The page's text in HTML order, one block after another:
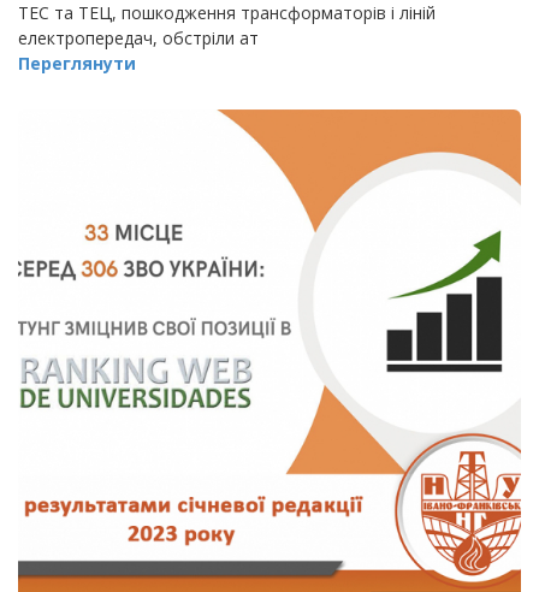
ТЕС та ТЕЦ, пошкодження трансформаторів і ліній
електропередач, обстріли ат
Переглянути